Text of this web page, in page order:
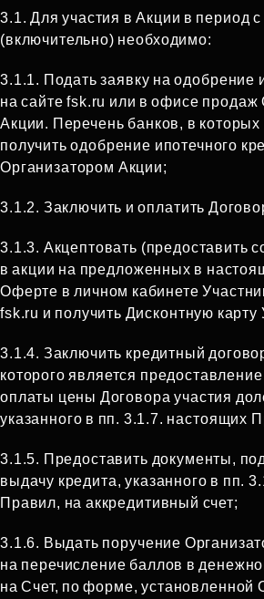
3.1. Для участия в Акции в период с
(включительно) необходимо:
3.1.1. Подать заявку на одобрение
на сайте fsk.ru или в офисе продаж
Акции. Перечень банков, в
получить одобрение ипотечного
Организатором Акции;
3.1.2. Заключить и оплатить
3.1.3. Акцептовать (предоставить
в акции на предложенных в
Оферте в личном кабинете
fsk.ru и получить Дисконтную карту
3.1.4. Заключить кредитный
которого является
оплаты цены Договора участия
указанного в пп. 3.1.7. настоящих
3.1.5. Предоставить документы,
выдачу кредита, указанного в пп.
Правил, на аккредитивный счет;
3.1.6. Выдать поручение
на перечисление баллов в
на Счет, по форме, установленной